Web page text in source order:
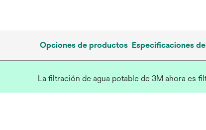
Opciones de productos Especificaciones
La filtración de agua potable de 3M ahora es